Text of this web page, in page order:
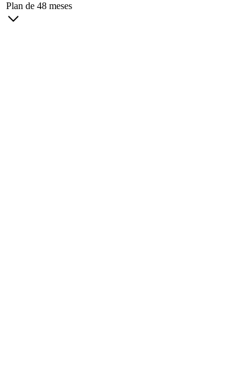
Plan de 48 meses